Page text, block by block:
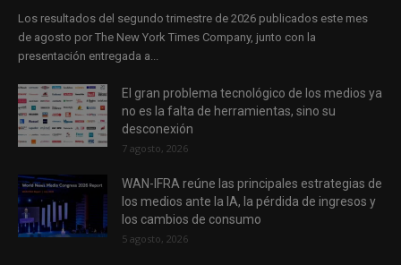
Los resultados del segundo trimestre de 2026 publicados este mes
de agosto por The New York Times Company, junto con la
presentación entregada a...
El gran problema tecnológico de los medios ya
no es la falta de herramientas, sino su
desconexión
7 agosto, 2026
WAN-IFRA reúne las principales estrategias de
los medios ante la IA, la pérdida de ingresos y
los cambios de consumo
5 agosto, 2026